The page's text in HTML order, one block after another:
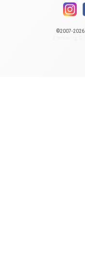
©2007-2026